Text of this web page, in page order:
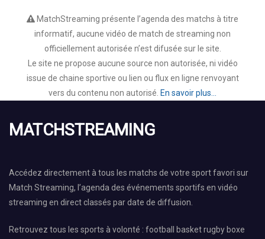
MatchStreaming présente l’agenda des matchs à titre
informatif, aucune vidéo de match de streaming non
officiellement autorisée n’est difusée sur le site.
Le site ne propose aucune source non autorisée, ni vidéo
issue de chaine sportive ou lien ou flux en ligne renvoyant
vers du contenu non autorisé. En savoir plus...
MATCHSTREAMING
Accédez directement à tous les matchs de votre sport favori sur
Match Streaming, l’agenda des événements sportifs en vidéo
streaming en direct classés par date de diffusion.
Retrouvez tous les sports à volonté : football basket rugby boxe